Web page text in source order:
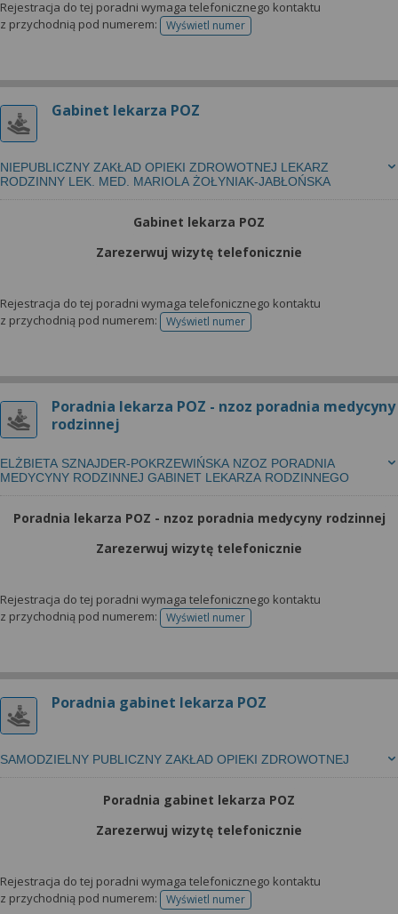
Rejestracja do tej poradni wymaga telefonicznego kontaktu
z przychodnią pod numerem:
Wyświetl numertelefonu do rejestracji
Gabinet lekarza POZ
NIEPUBLICZNY ZAKŁAD OPIEKI ZDROWOTNEJ LEKARZ
RODZINNY LEK. MED. MARIOLA ŻOŁYNIAK-JABŁOŃSKA
Gabinet lekarza POZ
Zarezerwuj wizytę telefonicznie
Rejestracja do tej poradni wymaga telefonicznego kontaktu
z przychodnią pod numerem:
Wyświetl numertelefonu do rejestracji
Poradnia lekarza POZ - nzoz poradnia medycyny
rodzinnej
ELŻBIETA SZNAJDER-POKRZEWIŃSKA NZOZ PORADNIA
MEDYCYNY RODZINNEJ GABINET LEKARZA RODZINNEGO
Poradnia lekarza POZ - nzoz poradnia medycyny rodzinnej
Zarezerwuj wizytę telefonicznie
Rejestracja do tej poradni wymaga telefonicznego kontaktu
z przychodnią pod numerem:
Wyświetl numertelefonu do rejestracji
Poradnia gabinet lekarza POZ
SAMODZIELNY PUBLICZNY ZAKŁAD OPIEKI ZDROWOTNEJ
Poradnia gabinet lekarza POZ
Zarezerwuj wizytę telefonicznie
Rejestracja do tej poradni wymaga telefonicznego kontaktu
z przychodnią pod numerem:
Wyświetl numertelefonu do rejestracji